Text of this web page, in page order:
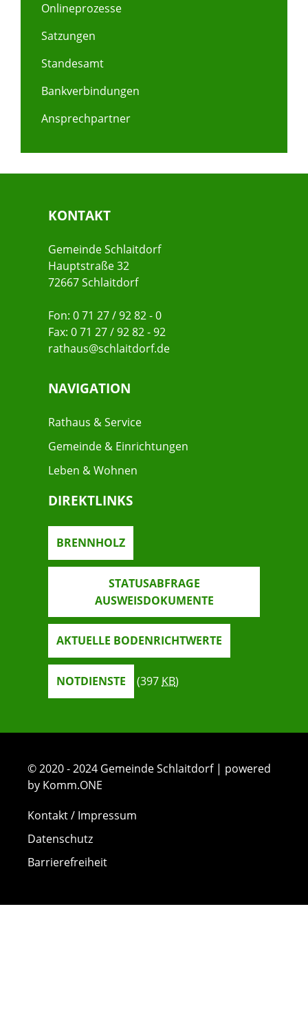
Onlineprozesse
Satzungen
Standesamt
Bankverbindungen
Ansprechpartner
KONTAKT
Gemeinde Schlaitdorf
Hauptstraße 32
72667 Schlaitdorf
Fon: 0 71 27 / 92 82 - 0
Fax: 0 71 27 / 92 82 - 92
rathaus@schlaitdorf.de
NAVIGATION
Rathaus & Service
Gemeinde & Einrichtungen
Leben & Wohnen
DIREKTLINKS
BRENNHOLZ
STATUSABFRAGE
AUSWEISDOKUMENTE
AKTUELLE BODENRICHTWERTE
NOTDIENSTE (397 KB)
© 2020 - 2024 Gemeinde Schlaitdorf | powered
by Komm.ONE
Kontakt / Impressum
Datenschutz
Barrierefreiheit